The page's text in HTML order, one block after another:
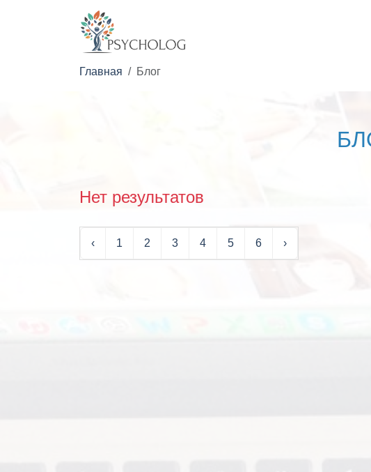
Главная Блог
Нет результатов
‹ 1 2 3 4 5 6 ›